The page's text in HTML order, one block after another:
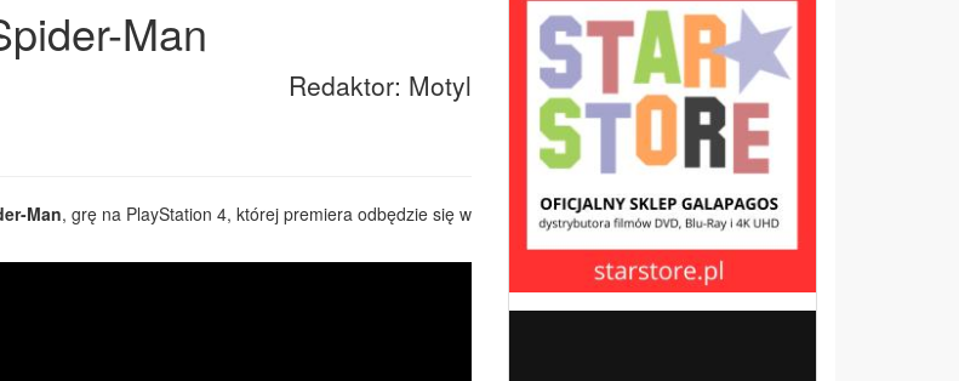
Man
Redaktor: Motyl
Man, grę na PlayStation 4, której premiera odbędzie się w